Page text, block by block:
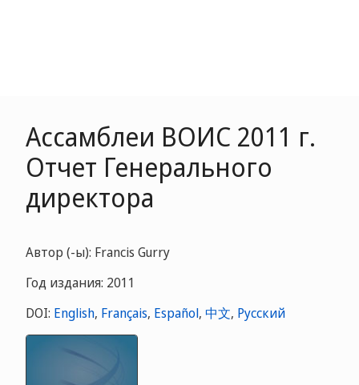
Ассамблеи ВОИС 2011 г.
Отчет Генерального
директора
Автор (-ы): Francis Gurry
Год издания: 2011
DOI: English, Français, Español, 中文, Русский